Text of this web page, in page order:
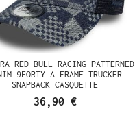
RED BULL RACING PATTERNED
9FORTY A FRAME TRUCKER
SNAPBACK CASQUETTE
36,90 €